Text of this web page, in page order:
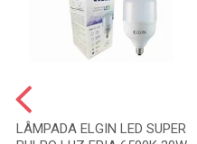
LÂMPADA ELGIN LED SUPER